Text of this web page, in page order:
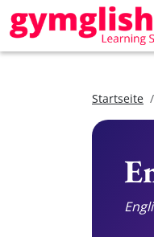
Startseite